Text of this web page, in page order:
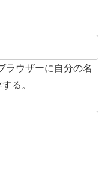
ラウザーに自分の名
る。